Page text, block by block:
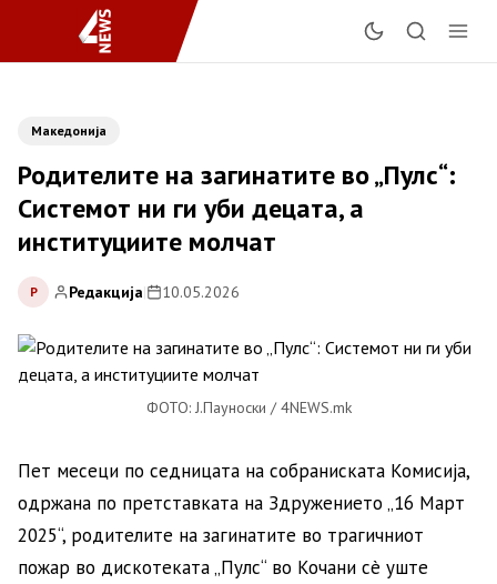
Македонија
Родителите на загинатите во „Пулс“:
Системот ни ги уби децата, а
институциите молчат
Р Редакција| 10.05.2026
ФОТО: Ј.Пауноски / 4NEWS.mk
Пет месеци по седницата на собраниската Комисија,
одржана по претставката на Здружението „16 Март
2025“, родителите на загинатите во трагичниот
пожар во дискотеката „Пулс“ во Кочани сè уште